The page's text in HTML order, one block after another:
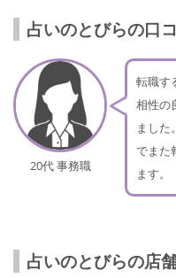
占いのとびらの口
20代 事務職
転職す
相性の
ました。
でまた
ます。
占いのとびらの店